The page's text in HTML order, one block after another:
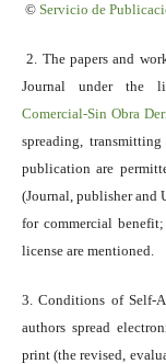
© Servicio de
2. The papers and
Journal under the
Comercial-Sin Obra
spreading,
publication are
(Journal, publisher and
for commercial
license are mentioned.
3. Conditions of Self-
authors spread
print (the revised,